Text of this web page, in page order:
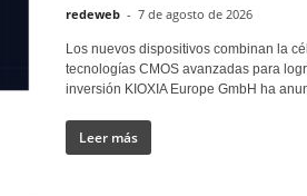
redeweb - 7 de agosto de 2026
Los nuevos dispositivos combinan la
tecnologías CMOS avanzadas para
inversión KIOXIA Europe GmbH ha
Leer más